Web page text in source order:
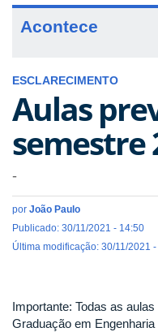
Acontece
ESCLARECIMENTO
Aulas
semestre
-
por João Paulo
Publicado: 30/11/2021 - 14:50
Última modificação: 30/11/2021
Importante: Todas as
Graduação em